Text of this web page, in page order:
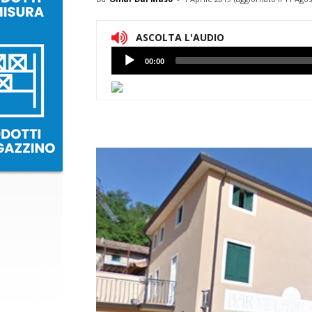
ASCOLTA L'AUDIO
Lettore
Audio
00:00